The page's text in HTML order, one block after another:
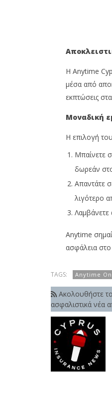
H Anytime
μέσα από
εκπτώσεις
Μοναδική
Η επιλογή
Μπαίνετε
δωρεάν
Απαντάτε
λιγότερο
Λαμβάνετε
Anytime
ασφάλεια στο
TAGS: Anytime
Ακολουθήστε το
ασφαλιστικά νέα